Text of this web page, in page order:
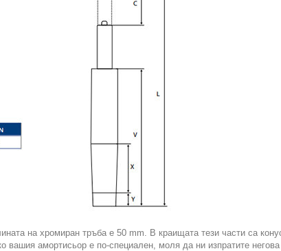
на хромиран тръба е 50 mm. В краищата тези части са
вашия амортисьор е по-специален, моля да ни изпратите